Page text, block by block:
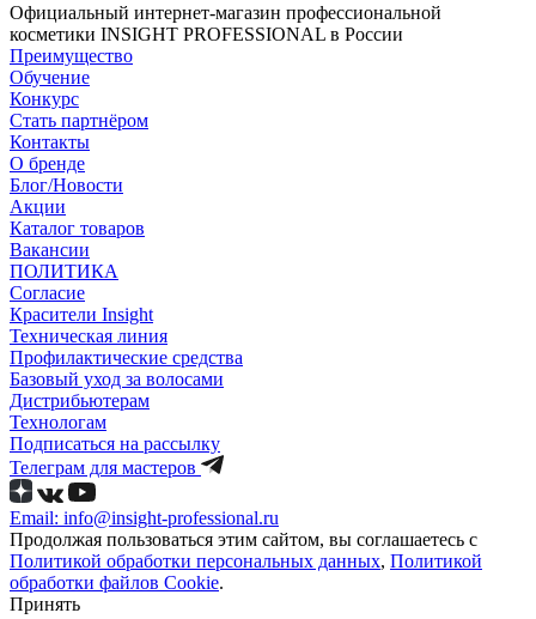
Официальный интернет-магазин профессиональной
косметики INSIGHT PROFESSIONAL в России
Преимущество
Обучение
Конкурс
Стать партнёром
Контакты
О бренде
Блог/Новости
Акции
Каталог товаров
Вакансии
ПОЛИТИКА
Согласие
Краcители Insight
Техническая линия
Профилактические средства
Базовый уход за волосами
Дистрибьютерам
Технологам
Подписаться на рассылку
Телеграм для мастеров
Email: info@insight-professional.ru
Продолжая пользоваться этим сайтом, вы соглашаетесь с
Политикой обработки персональных данных, Политикой
обработки файлов Cookie.
Принять